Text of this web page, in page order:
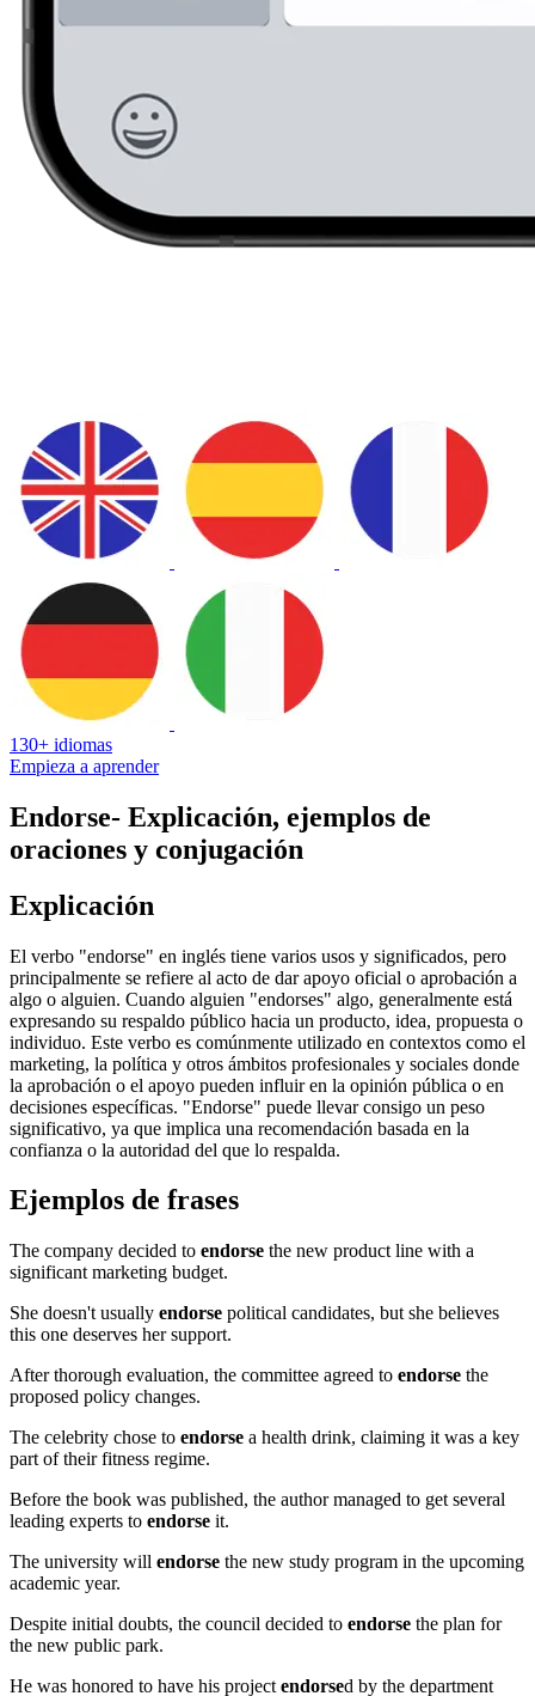
130+ idiomas
Empieza a aprender
Endorse- Explicación, ejemplos de
oraciones y conjugación
Explicación
El verbo "endorse" en inglés tiene varios usos y significados, pero
principalmente se refiere al acto de dar apoyo oficial o aprobación a
algo o alguien. Cuando alguien "endorses" algo, generalmente está
expresando su respaldo público hacia un producto, idea, propuesta o
individuo. Este verbo es comúnmente utilizado en contextos como el
marketing, la política y otros ámbitos profesionales y sociales donde
la aprobación o el apoyo pueden influir en la opinión pública o en
decisiones específicas. "Endorse" puede llevar consigo un peso
significativo, ya que implica una recomendación basada en la
confianza o la autoridad del que lo respalda.
Ejemplos de frases
The company decided to endorse the new product line with a
significant marketing budget.
She doesn't usually endorse political candidates, but she believes
this one deserves her support.
After thorough evaluation, the committee agreed to endorse the
proposed policy changes.
The celebrity chose to endorse a health drink, claiming it was a key
part of their fitness regime.
Before the book was published, the author managed to get several
leading experts to endorse it.
The university will endorse the new study program in the upcoming
academic year.
Despite initial doubts, the council decided to endorse the plan for
the new public park.
He was honored to have his project endorsed by the department